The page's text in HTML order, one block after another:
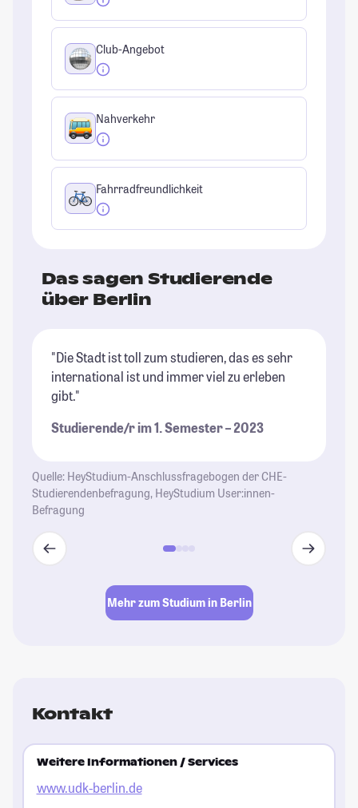
Club-Angebot
Nahverkehr
Fahrradfreundlichkeit
Das sagen Studierende
über Berlin
"Die Stadt ist toll zum studieren, das es sehr
international ist und immer viel zu erleben
gibt."
Studierende/r im 1. Semester – 2023
Quelle: HeyStudium-Anschlussfragebogen der CHE-
Studierendenbefragung, HeyStudium User:innen-
Befragung
Mehr zum Studium in Berlin
Kontakt
Weitere Informationen / Services
www.udk-berlin.de